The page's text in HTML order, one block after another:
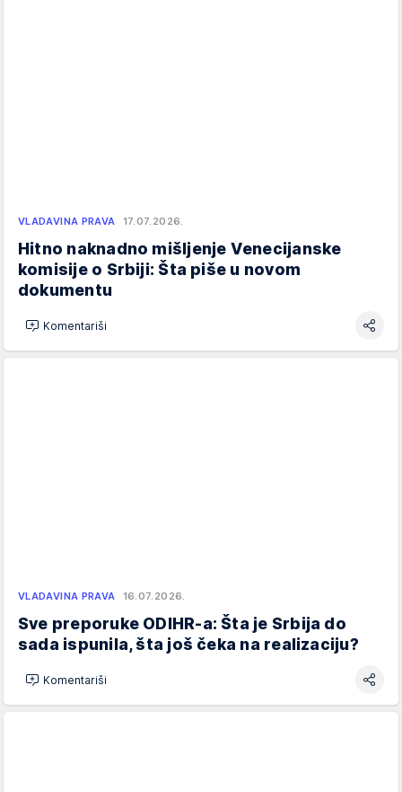
VLADAVINA PRAVA 17.07.2026.
Hitno naknadno mišljenje Venecijanske
komisije o Srbiji: Šta piše u novom
dokumentu
Komentariši
VLADAVINA PRAVA 16.07.2026.
Sve preporuke ODIHR-a: Šta je Srbija do
sada ispunila, šta još čeka na realizaciju?
Komentariši